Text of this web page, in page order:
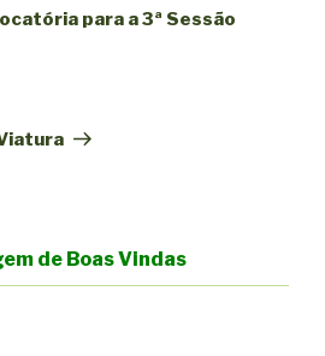
para a 3ª Sessão
de Boas Vindas